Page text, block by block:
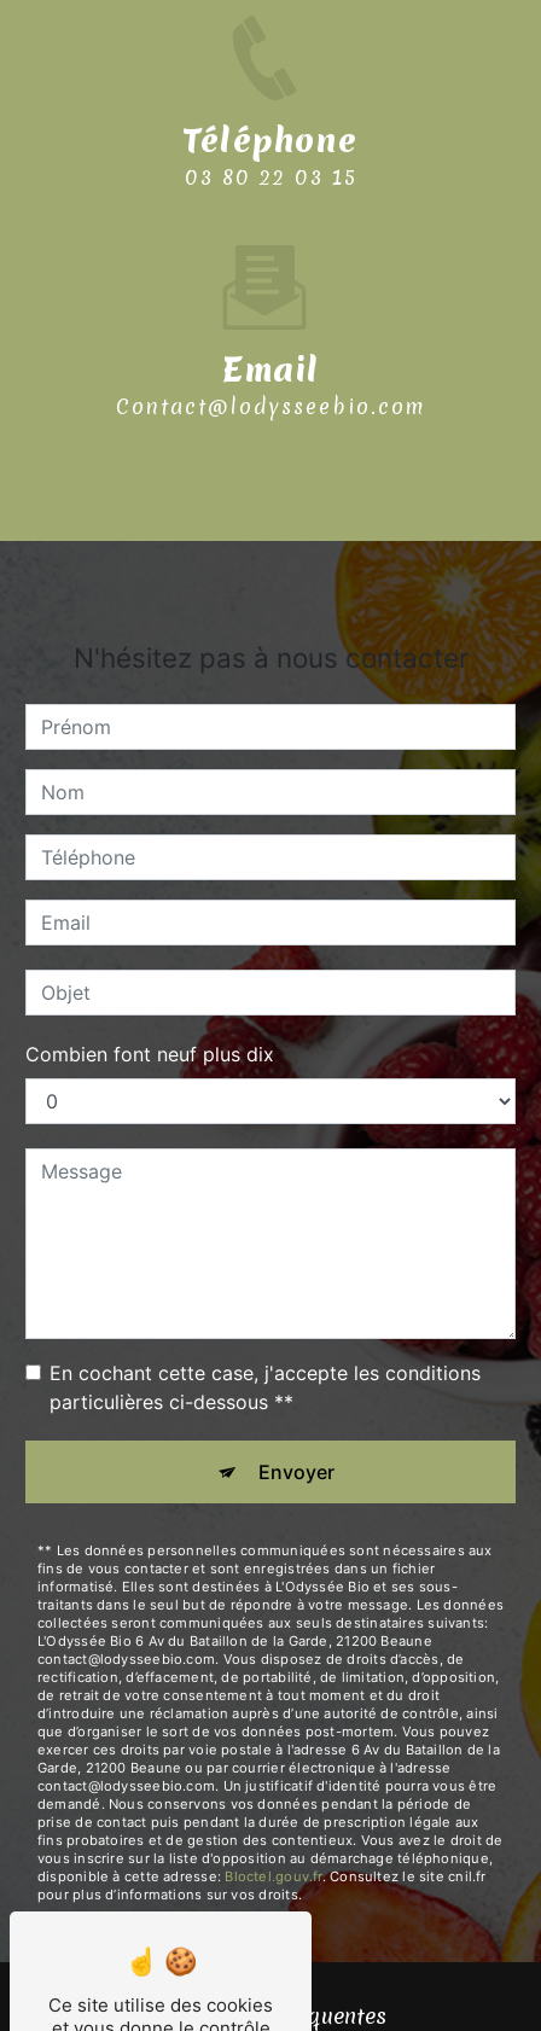
Téléphone
03 80 22 03 15
Email
contact@lodysseebio.com
N'hésitez pas à nous contacter
Combien font neuf plus dix
En cochant cette case, j'accepte les conditions
particulières ci-dessous **
Envoyer
** Les données personnelles communiquées sont nécessaires aux
fins de vous contacter et sont enregistrées dans un fichier
informatisé. Elles sont destinées à L'Odyssée Bio et ses sous-
traitants dans le seul but de répondre à votre message. Les données
collectées seront communiquées aux seuls destinataires suivants:
L'Odyssée Bio 6 Av du Bataillon de la Garde, 21200 Beaune
contact@lodysseebio.com. Vous disposez de droits d’accès, de
rectification, d’effacement, de portabilité, de limitation, d’opposition,
de retrait de votre consentement à tout moment et du droit
d’introduire une réclamation auprès d’une autorité de contrôle, ainsi
que d’organiser le sort de vos données post-mortem. Vous pouvez
exercer ces droits par voie postale à l'adresse 6 Av du Bataillon de la
Garde, 21200 Beaune ou par courrier électronique à l'adresse
contact@lodysseebio.com. Un justificatif d'identité pourra vous être
demandé. Nous conservons vos données pendant la période de
prise de contact puis pendant la durée de prescription légale aux
fins probatoires et de gestion des contentieux. Vous avez le droit de
vous inscrire sur la liste d'opposition au démarchage téléphonique,
disponible à cette adresse:
Bloctel.gouv.fr. Consultez le site cnil.fr
pour plus d’informations sur vos droits.
Recherches fréquentes
Ce site utilise des cookies